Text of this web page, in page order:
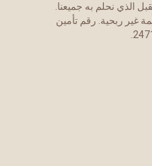
الذي نحلم به جميعنا.
غير ربحية. رقم تأمين